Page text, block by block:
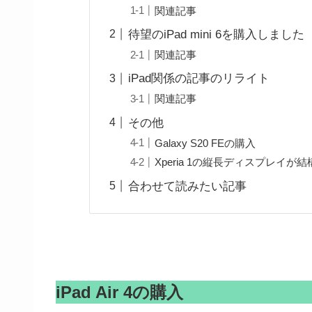
関連記事
待望のiPad mini 6を購入しました
関連記事
iPad関係の記事のリライト
関連記事
その他
Galaxy S20 FEの購入
Xperia 1の縦長ディスプレイが結
合わせて読みたい記事
iPad Air 4の購入